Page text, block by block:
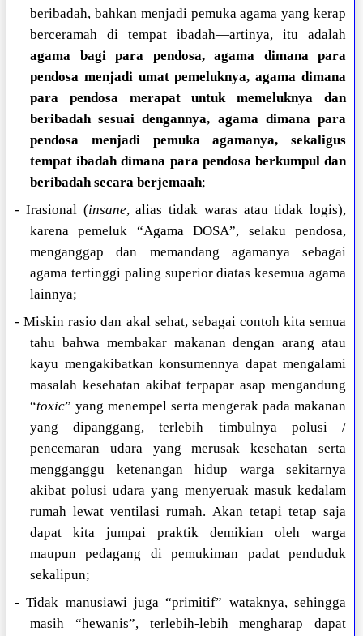
beribadah, bahkan menjadi pemuka agama yang kerap
berceramah di tempat ibadah—artinya, itu adalah
agama bagi para pendosa, agama dimana para
pendosa menjadi umat pemeluknya, agama dimana
para pendosa merapat untuk memeluknya dan
beribadah sesuai dengannya, agama dimana para
pendosa menjadi pemuka agamanya, sekaligus
tempat ibadah dimana para pendosa berkumpul dan
beribadah secara berjemaah;
- Irasional (insane, alias tidak waras atau tidak logis),
karena pemeluk “Agama DOSA”, selaku pendosa,
menganggap dan memandang agamanya sebagai
agama tertinggi paling superior diatas kesemua agama
lainnya;
- Miskin rasio dan akal sehat, sebagai contoh kita semua
tahu bahwa membakar makanan dengan arang atau
kayu mengakibatkan konsumennya dapat mengalami
masalah kesehatan akibat terpapar asap mengandung
“toxic” yang menempel serta mengerak pada makanan
yang dipanggang, terlebih timbulnya polusi /
pencemaran udara yang merusak kesehatan serta
mengganggu ketenangan hidup warga sekitarnya
akibat polusi udara yang menyeruak masuk kedalam
rumah lewat ventilasi rumah. Akan tetapi tetap saja
dapat kita jumpai praktik demikian oleh warga
maupun pedagang di pemukiman padat penduduk
sekalipun;
- Tidak manusiawi juga “primitif” wataknya, sehingga
masih “hewanis”, terlebih-lebih mengharap dapat